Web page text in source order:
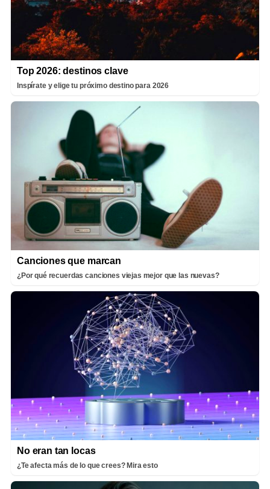
Top 2026: destinos clave
Inspírate y elige tu próximo destino para 2026
Canciones que marcan
¿Por qué recuerdas canciones viejas mejor que las nuevas?
No eran tan locas
¿Te afecta más de lo que crees? Mira esto